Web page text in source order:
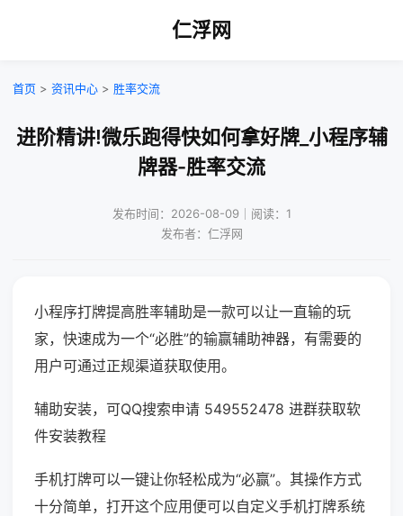
仁浮网
首页 > 资讯中心 > 胜率交流
进阶精讲!微乐跑得快如何拿好牌_小程序辅
牌器-胜率交流
发布时间：2026-08-09｜阅读：1
发布者：仁浮网
小程序打牌提高胜率辅助是一款可以让一直输的玩
家，快速成为一个“必胜”的输赢辅助神器，有需要的
用户可通过正规渠道获取使用。
辅助安装，可QQ搜索申请 549552478 进群获取软
件安装教程
手机打牌可以一键让你轻松成为“必赢”。其操作方式
十分简单，打开这个应用便可以自定义手机打牌系统